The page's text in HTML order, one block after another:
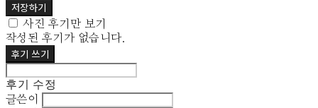
저장하기
사진 후기만 보기
작성된 후기가 없습니다.
후기 쓰기
후기 수정
글쓴이